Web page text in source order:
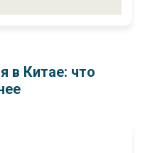
в Китае: что